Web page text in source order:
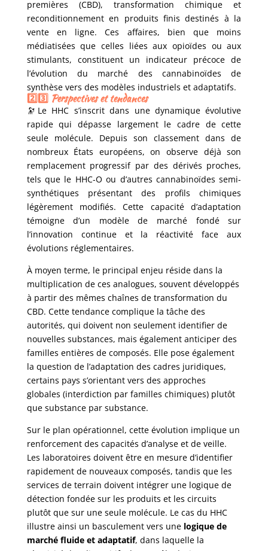
premières (CBD), transformation chimique et
reconditionnement en produits finis destinés à la
vente en ligne. Ces affaires, bien que moins
médiatisées que celles liées aux opioïdes ou aux
stimulants, constituent un indicateur précoce de
l’évolution du marché des cannabinoïdes de
synthèse vers des modèles industriels et adaptatifs.
2️⃣3️⃣ Perspectives et tendances
🔭Le HHC s’inscrit dans une dynamique évolutive
rapide qui dépasse largement le cadre de cette
seule molécule. Depuis son classement dans de
nombreux États européens, on observe déjà son
remplacement progressif par des dérivés proches,
tels que le HHC-O ou d’autres cannabinoïdes semi-
synthétiques présentant des profils chimiques
légèrement modifiés. Cette capacité d’adaptation
témoigne d’un modèle de marché fondé sur
l’innovation continue et la réactivité face aux
évolutions réglementaires.
À moyen terme, le principal enjeu réside dans la
multiplication de ces analogues, souvent développés
à partir des mêmes chaînes de transformation du
CBD. Cette tendance complique la tâche des
autorités, qui doivent non seulement identifier de
nouvelles substances, mais également anticiper des
familles entières de composés. Elle pose également
la question de l’adaptation des cadres juridiques,
certains pays s’orientant vers des approches
globales (interdiction par familles chimiques) plutôt
que substance par substance.
Sur le plan opérationnel, cette évolution implique un
renforcement des capacités d’analyse et de veille.
Les laboratoires doivent être en mesure d’identifier
rapidement de nouveaux composés, tandis que les
services de terrain doivent intégrer une logique de
détection fondée sur les produits et les circuits
plutôt que sur une seule molécule. Le cas du HHC
illustre ainsi un basculement vers une logique de
marché fluide et adaptatif, dans laquelle la